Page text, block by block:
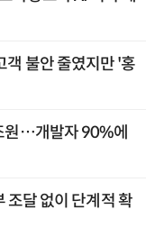
불안 줄였지만 '홍
원…개발자 90%에
달 없이 단계적 확